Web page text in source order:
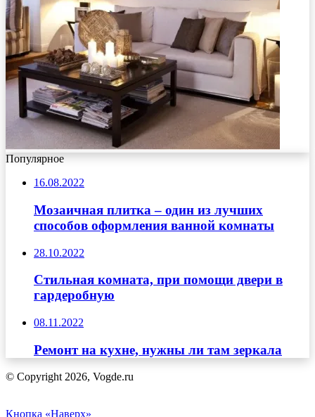
Популярное
16.08.2022
Мозаичная плитка – один из лучших
способов оформления ванной комнаты
28.10.2022
Стильная комната, при помощи двери в
гардеробную
08.11.2022
Ремонт на кухне, нужны ли там зеркала
© Copyright 2026, Vogde.ru
Кнопка «Наверх»